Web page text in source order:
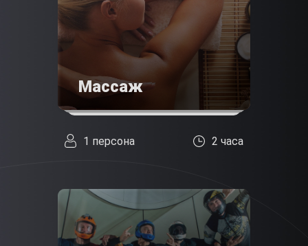
Массаж
1 персона 2 часа